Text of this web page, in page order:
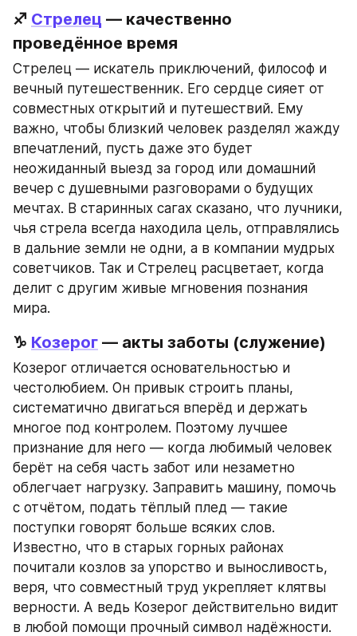
♐ Стрелец — качественно
проведённое время
Стрелец — искатель приключений, философ и
вечный путешественник. Его сердце сияет от
совместных открытий и путешествий. Ему
важно, чтобы близкий человек разделял жажду
впечатлений, пусть даже это будет
неожиданный выезд за город или домашний
вечер с душевными разговорами о будущих
мечтах. В старинных сагах сказано, что лучники,
чья стрела всегда находила цель, отправлялись
в дальние земли не одни, а в компании мудрых
советчиков. Так и Стрелец расцветает, когда
делит с другим живые мгновения познания
мира.
♑ Козерог — акты заботы (служение)
Козерог отличается основательностью и
честолюбием. Он привык строить планы,
систематично двигаться вперёд и держать
многое под контролем. Поэтому лучшее
признание для него — когда любимый человек
берёт на себя часть забот или незаметно
облегчает нагрузку. Заправить машину, помочь
с отчётом, подать тёплый плед — такие
поступки говорят больше всяких слов.
Известно, что в старых горных районах
почитали козлов за упорство и выносливость,
веря, что совместный труд укрепляет клятвы
верности. А ведь Козерог действительно видит
в любой помощи прочный символ надёжности.